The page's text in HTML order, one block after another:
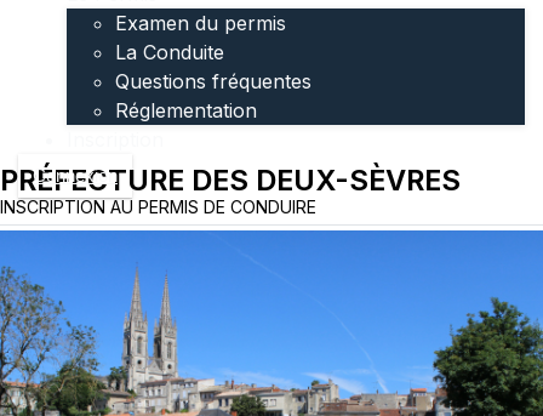
Examen du permis
La Conduite
Questions fréquentes
Réglementation
Connexion
PRÉFECTURE DES DEUX-SÈVRES
INSCRIPTION AU PERMIS DE CONDUIRE